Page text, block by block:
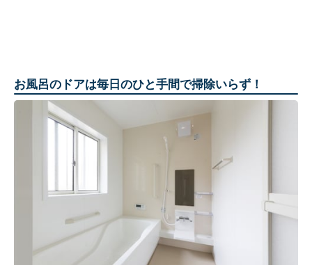
お風呂のドアは毎日のひと手間で掃除いらず！